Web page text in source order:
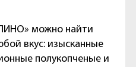
можно найти
вкус: изысканные
полукопченые и